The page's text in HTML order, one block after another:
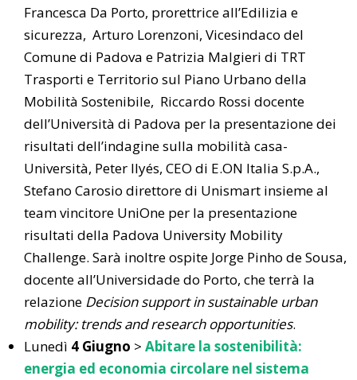
Francesca Da Porto, prorettrice all’Edilizia e
sicurezza, Arturo Lorenzoni, Vicesindaco del
Comune di Padova e Patrizia Malgieri di TRT
Trasporti e Territorio sul Piano Urbano della
Mobilità Sostenibile, Riccardo Rossi docente
dell’Università di Padova per la presentazione dei
risultati dell’indagine sulla mobilità casa-
Università, Peter Ilyés, CEO di E.ON Italia S.p.A.,
Stefano Carosio direttore di Unismart insieme al
team vincitore UniOne per la presentazione
risultati della Padova University Mobility
Challenge. Sarà inoltre ospite Jorge Pinho de Sousa,
docente all’Universidade do Porto, che terrà la
relazione Decision support in sustainable urban
mobility: trends and research opportunities.
Lunedì 4 Giugno > Abitare la sostenibilità:
energia ed economia circolare nel sistema